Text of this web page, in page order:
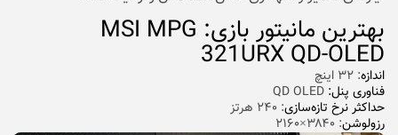
بهترین مانیتور بازی: MSI MPG
321URX QD-OLED
اندازه: ۳۲ اینچ
فناوری پنل:
حداکثر نرخ تازه‌سازی: ۲۴۰ هرتز
رزولوشن: ۳۸۴۰×۲۱۶۰